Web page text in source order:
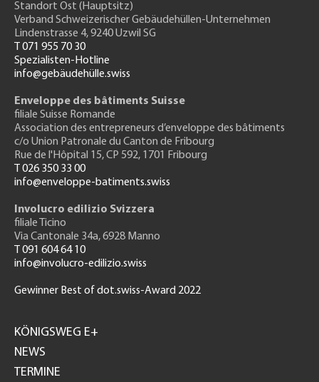
Standort Ost (Hauptsitz)
Verband Schweizerischer Gebäudehüllen-Unternehmen
Lindenstrasse 4, 9240 Uzwil SG
T 071 955 70 30
Spezialisten-Hotline
info@gebäudehülle.swiss
Enveloppe des bâtiments Suisse
filiale Suisse Romande
Association des entrepreneurs d’enveloppe des bâtiments
c/o Union Patronale du Canton de Fribourg
Rue de l'Hôpital 15, CP 592, 1701 Fribourg
T 026 350 33 00
info@enveloppe-batiments.swiss
Involucro edilizio Svizzera
filiale Ticino
Via Cantonale 34a, 6928 Manno
T 091 604 64 10
info@involucro-edilizio.swiss
Gewinner Best of dot.swiss-Award 2022
GH
KÖNIGSWEG E+
NEWS
TERMINE